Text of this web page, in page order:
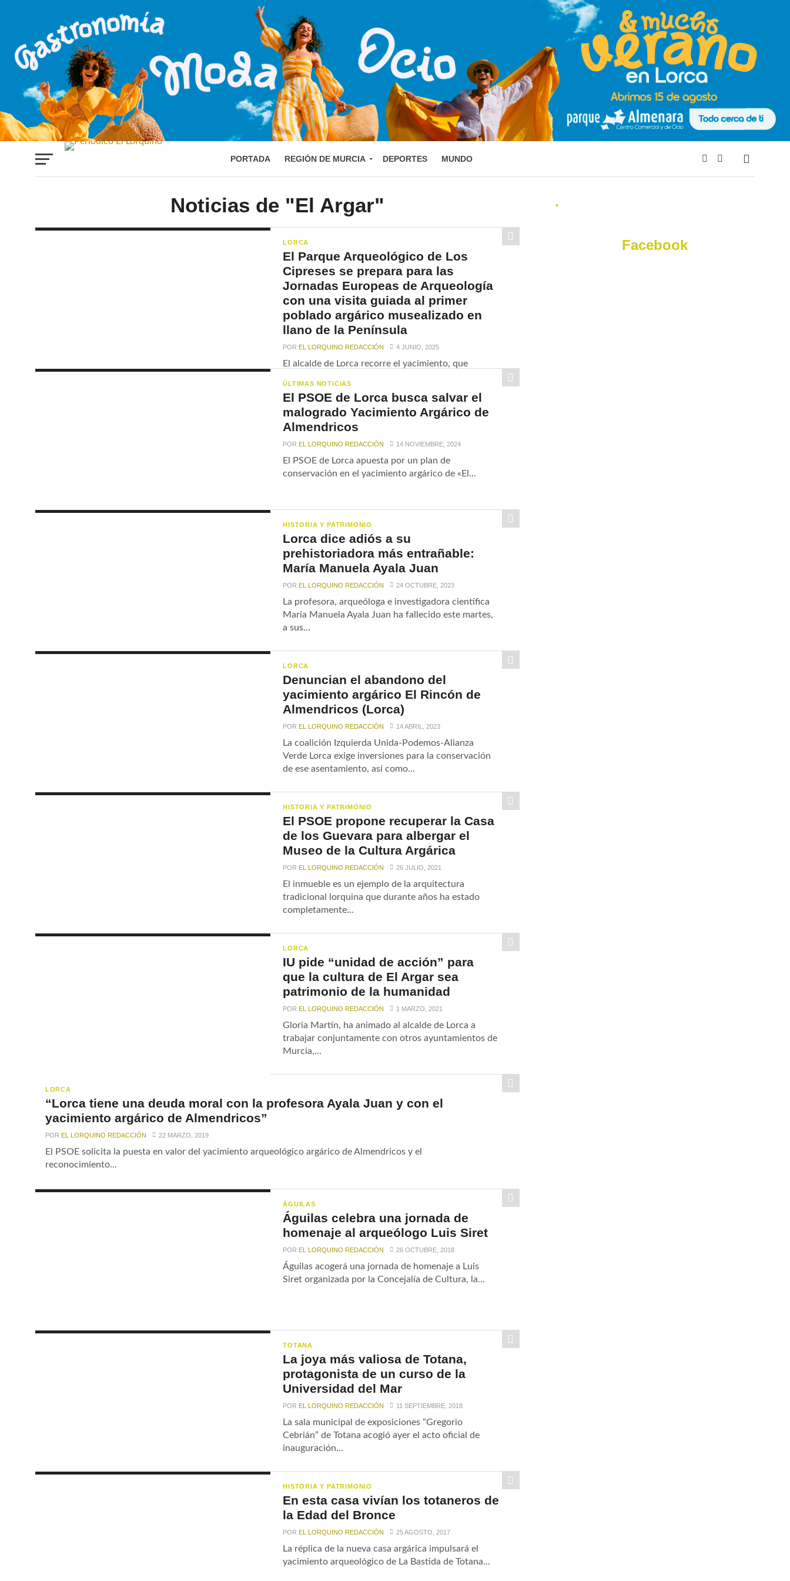
PORTADA REGIÓN DE MURCIA DEPORTES MUNDO
Noticias de "El Argar"
LORCA
El Parque Arqueológico de Los
Cipreses se prepara para las
Jornadas Europeas de Arqueología
con una visita guiada al primer
poblado argárico musealizado en
llano de la Península
POREL LORQUINO REDACCIÓN 4 JUNIO, 2025
El alcalde de Lorca recorre el yacimiento, que
ÚLTIMAS NOTICIAS
El PSOE de Lorca busca salvar el
malogrado Yacimiento Argárico de
Almendricos
POREL LORQUINO REDACCIÓN 14 NOVIEMBRE, 2024
El PSOE de Lorca apuesta por un plan de
conservación en el yacimiento argárico de «El...
HISTORIA Y PATRIMONIO
Lorca dice adiós a su
prehistoriadora más entrañable:
María Manuela Ayala Juan
POREL LORQUINO REDACCIÓN 24 OCTUBRE, 2023
La profesora, arqueóloga e investigadora científica
Maria Manuela Ayala Juan ha fallecido este martes,
a sus...
LORCA
Denuncian el abandono del
yacimiento argárico El Rincón de
Almendricos (Lorca)
POREL LORQUINO REDACCIÓN 14 ABRIL, 2023
La coalición Izquierda Unida-Podemos-Alianza
Verde Lorca exige inversiones para la conservación
de ese asentamiento, así como...
HISTORIA Y PATRIMONIO
El PSOE propone recuperar la Casa
de los Guevara para albergar el
Museo de la Cultura Argárica
POREL LORQUINO REDACCIÓN 26 JULIO, 2021
El inmueble es un ejemplo de la arquitectura
tradicional lorquina que durante años ha estado
completamente...
LORCA
IU pide “unidad de acción” para
que la cultura de El Argar sea
patrimonio de la humanidad
POREL LORQUINO REDACCIÓN 1 MARZO, 2021
Gloria Martín, ha animado al alcalde de Lorca a
trabajar conjuntamente con otros ayuntamientos de
Murcia,...
LORCA
“Lorca tiene una deuda moral con la profesora Ayala Juan y con el
yacimiento argárico de Almendricos”
POR EL LORQUINO REDACCIÓN 22 MARZO, 2019
El PSOE solicita la puesta en valor del yacimiento arqueológico argárico de Almendricos y el
reconocimiento...
ÁGUILAS
Águilas celebra una jornada de
homenaje al arqueólogo Luis Siret
POREL LORQUINO REDACCIÓN 26 OCTUBRE, 2018
Águilas acogerá una jornada de homenaje a Luis
Siret organizada por la Concejalía de Cultura, la...
TOTANA
La joya más valiosa de Totana,
protagonista de un curso de la
Universidad del Mar
POREL LORQUINO REDACCIÓN 11 SEPTIEMBRE, 2018
La sala municipal de exposiciones “Gregorio
Cebrián” de Totana acogió ayer el acto oficial de
inauguración...
HISTORIA Y PATRIMONIO
En esta casa vivían los totaneros de
la Edad del Bronce
POREL LORQUINO REDACCIÓN 25 AGOSTO, 2017
La réplica de la nueva casa argárica impulsará el
yacimiento arqueológico de La Bastida de Totana...
.
Facebook